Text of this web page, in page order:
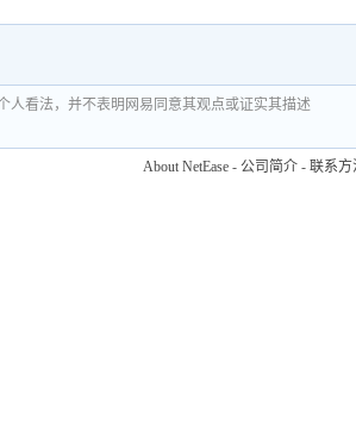
人看法，并不表明网易同意其观点或证实其描述
About NetEase - 公司简介 - 联系方